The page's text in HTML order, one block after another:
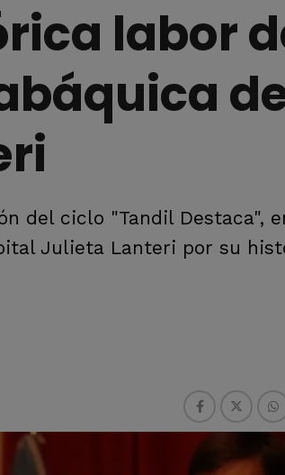
labor
del ciclo "Tandil Destaca",
Julieta Lanteri por su